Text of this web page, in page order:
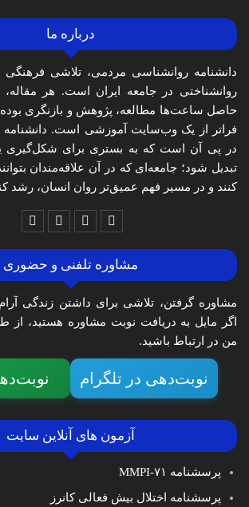
درباره ما
دانشنامه روانشناسی مردمی، تلاشی
روانشناختی در جامعه ایران است. هر
حاصل ساعت‌ها مطالعه، پژوهش و بازنگری
فراتر از یک وب‌سایت آموزشی است.
در پی آن است که به بستری برای شکل‌گیری
تبدیل شود؛ جامعه‌ای که در آن علاقه‌مندان
کنند و در مسیر فهم عمیق‌تر روان انسان، رشد
مشاوره تلفنی و حضوری
مشاوره گرفتن، تلاشی برای داشتن زندگی
اگر مایل به دریافت نوبت مشاوره هستید، از
من در ارتباط باشید.
نوبت‌دهی در تلگرام
آزمون های آنلاین سایت
پرسشنامه MMPI-۷۱
پرسشنامه اختلال بیش فعالی کانرز